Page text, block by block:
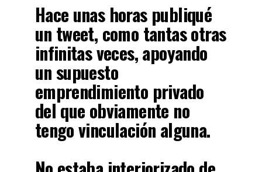
Hace unas horas publiqué
un tweet, como tantas otras
infinitas veces, apoyando
un supuesto
emprendimiento privado
del que obviamente no
tengo vinculación alguna.